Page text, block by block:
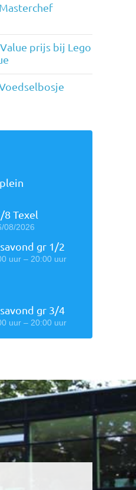
prijs bij Lego
8 Texel
08/2026
gr 1/2
uur – 20:00 uur
gr 3/4
uur – 20:00 uur